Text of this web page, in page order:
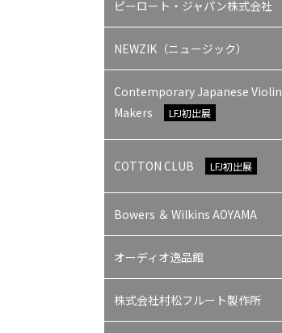
ピーロート・ジャパン株式会社
NEWZIK（ニュージック）
Contemporary Japanese Violin
Makers
LFJ初出展
COTTON CLUB LFJ初出展
Bowers ＆ Wilkins AOYAMA
オーディオ逸品館
株式会社村松フルート製作所